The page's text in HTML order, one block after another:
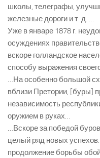
школы, телеграфы,
железные дороги и т. д. …
Уже в январе 1878 г.
осуждениях
вскоре голландское
способу выражения
…На особенно большой
вблизи Претории, [буры]
независимость
оружием в руках…
…Вскоре за победой
целый ряд новых
продолжение борьбы